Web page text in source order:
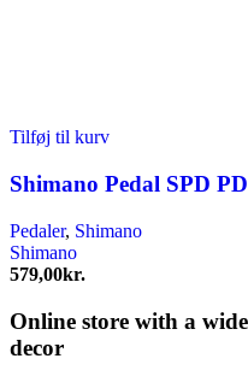
Tilføj til kurv
Shimano Pedal SPD
Pedaler, Shimano
Shimano
579,00kr.
Online store with a
decor